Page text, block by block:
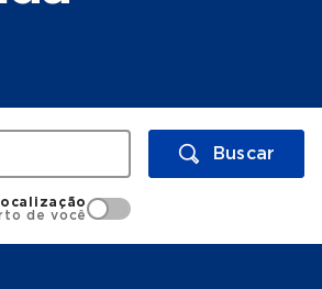
Buscar
de você